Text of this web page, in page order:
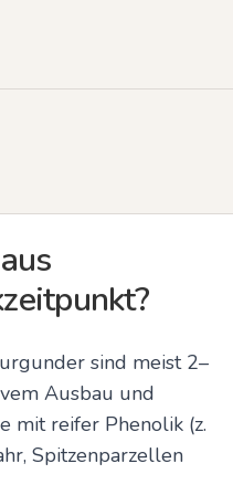
sind meist 2–
Ausbau und
mit reifer Phenolik (z.
Spitzenparzellen